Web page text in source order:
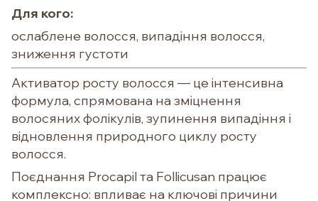
Для кого:
ослаблене волосся, випадіння волосся,
зниження густоти
Активатор росту волосся — це інтенсивна
формула, спрямована на зміцнення
волосяних фолікулів, зупинення випадіння і
відновлення природного циклу росту
волосся.
Поєднання Procapil та Follicusan працює
комплексно: впливає на ключові причини